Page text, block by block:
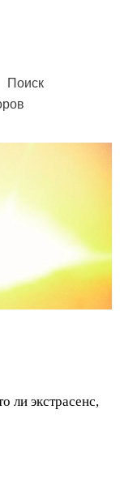
Поиск
ли экстрасенс,